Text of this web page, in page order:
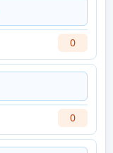
0
0